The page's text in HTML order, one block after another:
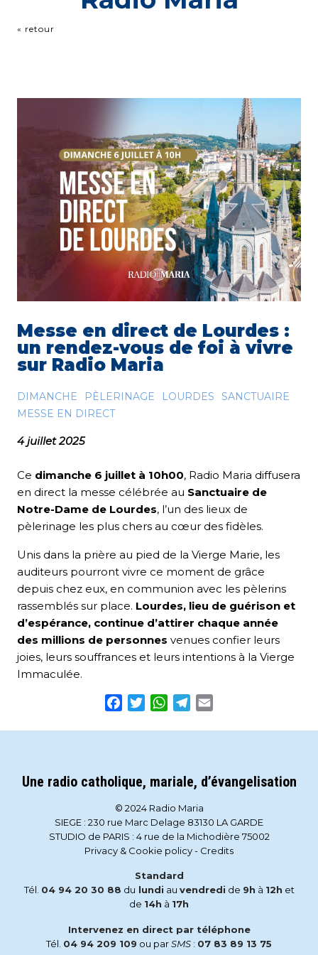
« retour
Messe en direct de Lourdes :
un rendez-vous de foi à vivre
sur Radio Maria
DIMANCHE PÈLERINAGE LOURDES
SANCTUAIRE
MESSE EN DIRECT
4 juillet 2025
Ce dimanche 6 juillet à 10h00, Radio Maria diffusera
en direct la messe célébrée au Sanctuaire de
Notre-Dame de Lourdes, l’un des lieux de
pèlerinage les plus chers au cœur des fidèles.
Unis dans la prière au pied de la Vierge Marie, les
auditeurs pourront vivre ce moment de grâce
depuis chez eux, en communion avec les pèlerins
rassemblés sur place. Lourdes, lieu de guérison et
d’espérance, continue d’attirer chaque année
des millions de personnes venues confier leurs
joies, leurs souffrances et leurs intentions à la Vierge
Immaculée.
Facebook
TwitterWhatsApp
Telegram
Une radio catholique, mariale, d’évangelisation
© 2024 Radio Maria
SIEGE : 230 rue Marc Delage 83130 LA GARDE
STUDIO de PARIS : 4 rue de la Michodière 75002
Privacy & Cookie policy- Credits
Standard
Tél. 04 94 20 30 88 du lundi au vendredi de 9h à 12h et
de 14h à 17h
Intervenez en direct par téléphone
Tél. 04 94 209 109 ou parSMS : 07 83 89 13 75